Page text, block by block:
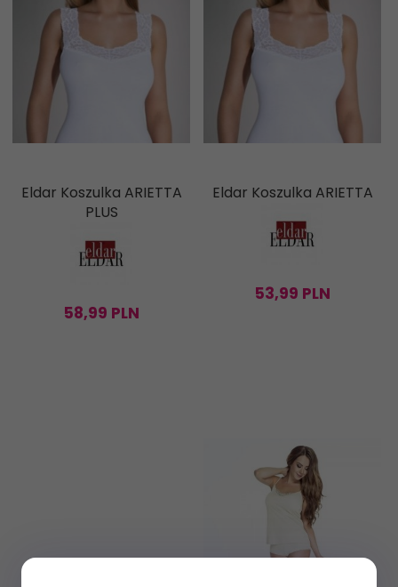
Eldar Koszulka ARIETTA
PLUS
58,99 PLN
Eldar Koszulka ARIETTA
53,99 PLN